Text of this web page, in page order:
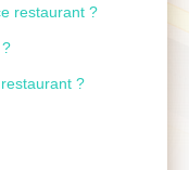
restaurant ?
?